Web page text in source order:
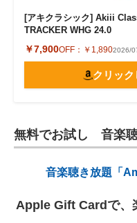
[アキクラシック] Akiii
TRACKER WHG 24.0
￥7,900OFF： ￥1,8902026/
クリック
無料でお試し 音楽聴
音楽聴き放題「
Apple Gift Cardで、